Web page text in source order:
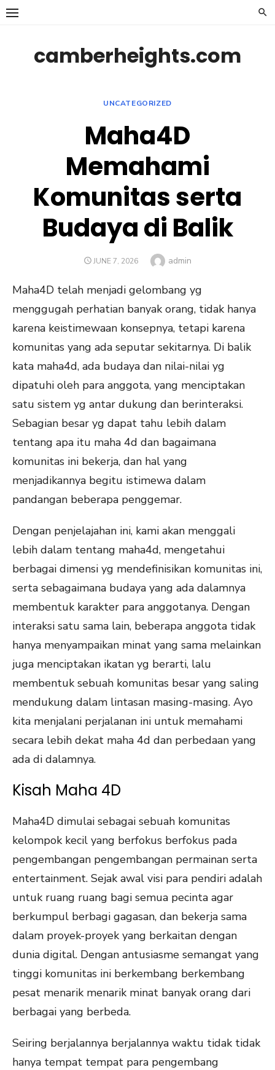
Skip
camberheights.com
UNCATEGORIZED
Maha4D
Memahami
Komunitas serta
Budaya di Balik
POSTED
JUNE 7, 2026 Author
admin
Maha4D telah menjadi gelombang yg
menggugah perhatian banyak orang, tidak hanya
karena keistimewaan konsepnya, tetapi karena
komunitas yang ada seputar sekitarnya. Di balik
kata maha4d, ada budaya dan nilai-nilai yg
dipatuhi oleh para anggota, yang menciptakan
satu sistem yg antar dukung dan berinteraksi.
Sebagian besar yg dapat tahu lebih dalam
tentang apa itu maha 4d dan bagaimana
komunitas ini bekerja, dan hal yang
menjadikannya begitu istimewa dalam
pandangan beberapa penggemar.
Dengan penjelajahan ini, kami akan menggali
lebih dalam tentang maha4d, mengetahui
berbagai dimensi yg mendefinisikan komunitas ini,
serta sebagaimana budaya yang ada dalamnya
membentuk karakter para anggotanya. Dengan
interaksi satu sama lain, beberapa anggota tidak
hanya menyampaikan minat yang sama melainkan
juga menciptakan ikatan yg berarti, lalu
membentuk sebuah komunitas besar yang saling
mendukung dalam lintasan masing-masing. Ayo
kita menjalani perjalanan ini untuk memahami
secara lebih dekat maha 4d dan perbedaan yang
ada di dalamnya.
Kisah Maha 4D
Maha4D dimulai sebagai sebuah komunitas
kelompok kecil yang berfokus berfokus pada
pengembangan pengembangan permainan serta
entertainment. Sejak awal visi para pendiri adalah
untuk ruang ruang bagi semua pecinta agar
berkumpul berbagi gagasan, dan bekerja sama
dalam proyek-proyek yang berkaitan dengan
dunia digital. Dengan antusiasme semangat yang
tinggi komunitas ini berkembang berkembang
pesat menarik menarik minat banyak orang dari
berbagai yang berbeda.
Seiring berjalannya berjalannya waktu tidak tidak
hanya tempat tempat para pengembang